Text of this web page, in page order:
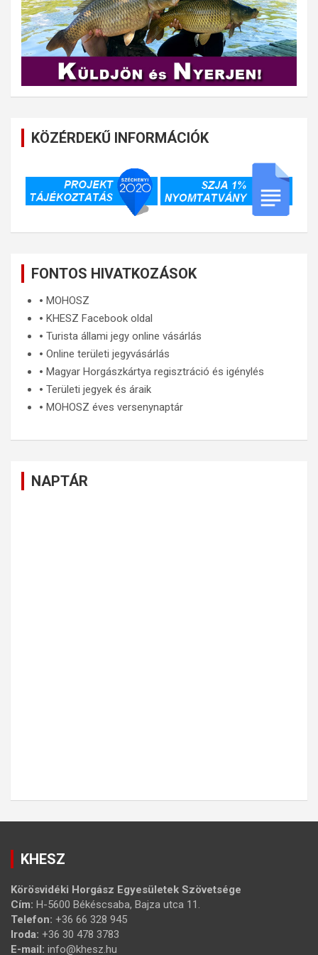
KÖZÉRDEKŰ INFORMÁCIÓK
FONTOS HIVATKOZÁSOK
🞄 MOHOSZ
🞄 KHESZ Facebook oldal
🞄 Turista állami jegy online vásárlás
🞄 Online területi jegyvásárlás
🞄 Magyar Horgászkártya regisztráció és igénylés
🞄 Területi jegyek és áraik
🞄 MOHOSZ éves versenynaptár
NAPTÁR
KHESZ
Körösvidéki Horgász Egyesületek Szövetsége
Cím: H-5600 Békéscsaba, Bajza utca 11.
Telefon: +36 66 328 945
Iroda: +36 30 478 3783
E-mail: info@khesz.hu